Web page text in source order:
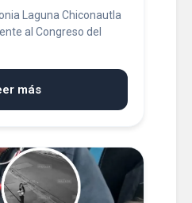
Laguna Chiconautla
al Congreso del
más